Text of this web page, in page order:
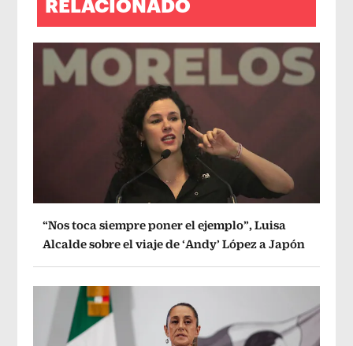
RELACIONADO
“Nos toca siempre poner el ejemplo”, Luisa
Alcalde sobre el viaje de ‘Andy’ López a Japón